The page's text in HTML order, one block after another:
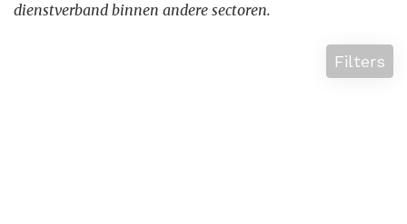
dienstverband binnen andere sectoren.
Filters